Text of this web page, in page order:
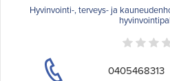
Hyvinvointi-, terveys- ja
0405468313